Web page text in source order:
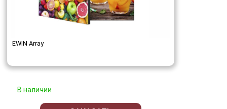
EWIN Array
В наличии